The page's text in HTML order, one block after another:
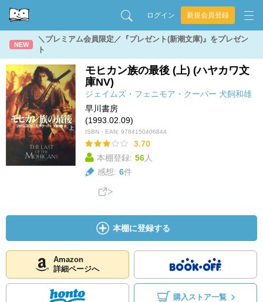
ログイン 新規会員登録
NEW
＼プレミアム会員限定／『プレゼント(新潮文庫)』をプレゼン
ト
モヒカン族の最後 (上) (ハヤカワ文
庫NV)
ジェイムズ・フェニモア・クーパー 犬飼和雄
早川書房
(1993.02.09)
ISBN・EAN: 9784150406844
3.70
本棚登録: 56人
感想: 6件
本棚に登録する
Amazon
詳細ページへ
購入ストア一覧